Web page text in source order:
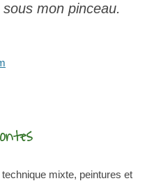
mon pinceau.
mixte, peintures et